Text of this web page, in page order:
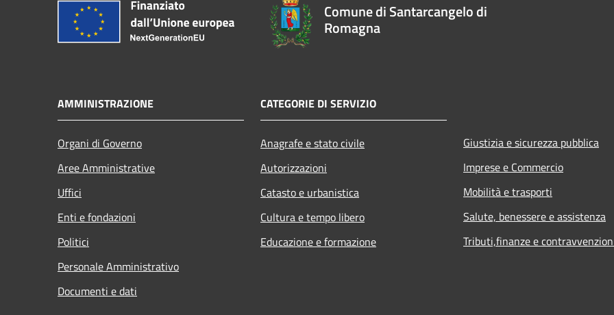
Comune di Santarcangelo di
Romagna
AMMINISTRAZIONE
Organi di Governo
Aree Amministrative
Uffici
Enti e fondazioni
Politici
Personale Amministrativo
Documenti e dati
CATEGORIE DI SERVIZIO
Anagrafe e stato civile
Autorizzazioni
Catasto e urbanistica
Cultura e tempo libero
Educazione e formazione
Giustizia e sicurezza pubblica
Imprese e Commercio
Mobilità e trasporti
Salute, benessere e assistenza
Tributi,finanze e